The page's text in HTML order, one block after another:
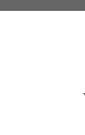
e queijos duros